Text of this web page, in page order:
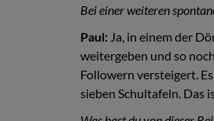
Bei einer weiteren
Paul: Ja, in einem der
weitergeben und so
Followern versteigert.
sieben Schultafeln. Das